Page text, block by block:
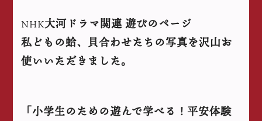
NHK大河ドラマ関連 遊びのページ
私どもの蛤、貝合わせたちの写真を沢山お
使いいただきました。
「小学生のための遊んで学べる！平安体験